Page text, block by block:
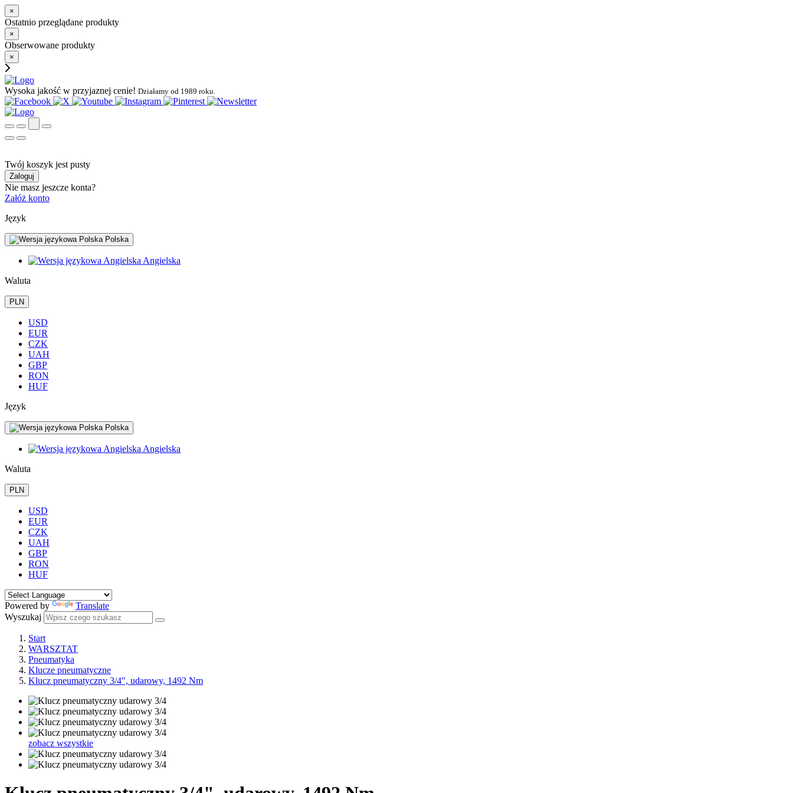
×
Ostatnio przeglądane produkty
×
Obserwowane produkty
×
Wysoka jakość w przyjaznej cenie! Działamy od 1989 roku.
Twój koszyk jest pusty
Zaloguj
Nie masz jeszcze konta?
Załóż konto
Język
Polska
Angielska
Waluta
PLN
USD
EUR
CZK
UAH
GBP
RON
HUF
Język
Polska
Angielska
Waluta
PLN
USD
EUR
CZK
UAH
GBP
RON
HUF
Powered by
Translate
Wyszukaj
Start
WARSZTAT
Pneumatyka
Klucze pneumatyczne
Klucz pneumatyczny 3/4", udarowy, 1492 Nm
zobacz wszystkie